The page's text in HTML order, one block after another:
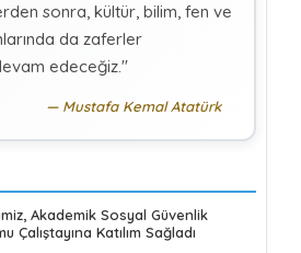
sonra, kültür, bilim, fen ve
da zaferler
edeceğiz."
Mustafa Kemal Atatürk
Akademik Sosyal Güvenlik
Çalıştayına Katılım Sağladı